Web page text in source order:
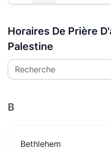
Horaires De Prière
Palestine
Recherche
B
Bethlehem